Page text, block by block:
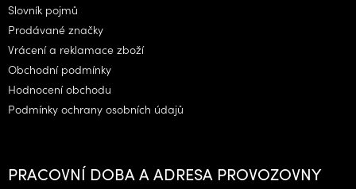
Slovník pojmů
Prodávané značky
Vrácení a reklamace zboží
Obchodní podmínky
Hodnocení obchodu
Podmínky ochrany osobních údajů
PRACOVNÍ DOBA A ADRESA PROVOZOVNY